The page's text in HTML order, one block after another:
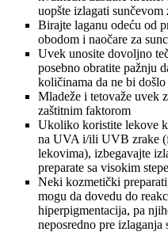
uopšte izlagati sunčevom
Birajte laganu odeću od
obodom i naočare za
Uvek unosite dovoljno
posebno obratite pažnju
količinama da ne bi
Mladeže i tetovaže uvek
zaštitnim faktorom
Ukoliko koristite lekove
na UVA i/ili UVB zrake
lekovima), izbegavajte
preparate sa visokim
Neki kozmetički
mogu da dovedu do
hiperpigmentacija, pa
neposredno pre izlaganja